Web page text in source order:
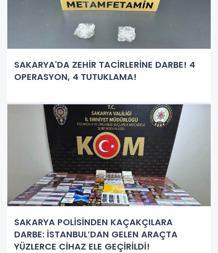
SAKARYA'DA ZEHİR TACİRLERİNE DARBE! 4
OPERASYON, 4 TUTUKLAMA!
SAKARYA POLİSİNDEN KAÇAKÇILARA
DARBE: İSTANBUL’DAN GELEN ARAÇTA
YÜZLERCE CİHAZ ELE GEÇİRİLDİ!